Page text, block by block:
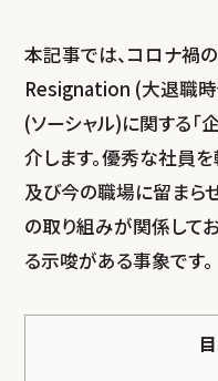
本記事では、コロナ禍
Resignation (大退職時
(ソーシャル)に関する
介します。優秀な社員
及び今の職場に留まら
の取り組みが関係して
る示唆がある事象です。